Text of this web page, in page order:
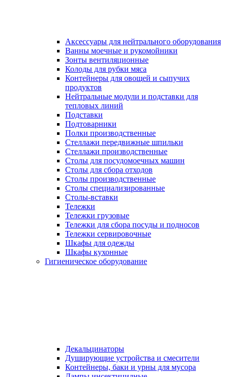
Аксессуары для нейтрального оборудования
Ванны моечные и рукомойники
Зонты вентиляционные
Колоды для рубки мяса
Контейнеры для овощей и сыпучих
продуктов
Нейтральные модули и подставки для
тепловых линий
Подставки
Подтоварники
Полки производственные
Стеллажи передвижные шпильки
Стеллажи производственные
Столы для посудомоечных машин
Столы для сбора отходов
Столы производственные
Столы специализированные
Столы-вставки
Тележки
Тележки грузовые
Тележки для сбора посуды и подносов
Тележки сервировочные
Шкафы для одежды
Шкафы кухонные
Гигиеническое оборудование
Декальцинаторы
Душирующие устройства и смесители
Контейнеры, баки и урны для мусора